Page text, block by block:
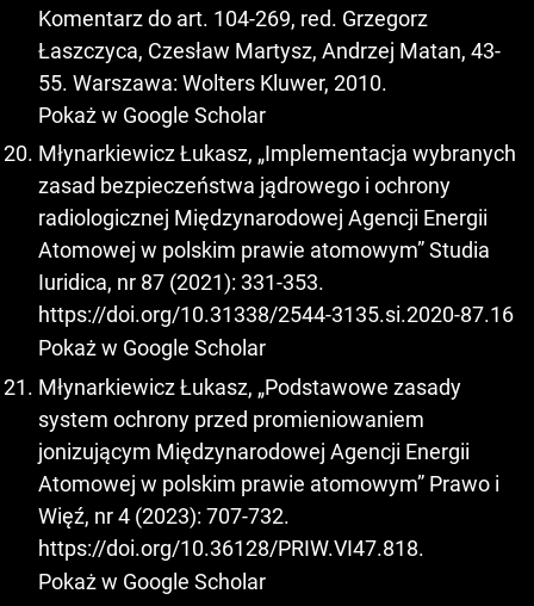
Komentarz do art. 104-269, red. Grzegorz
Łaszczyca, Czesław Martysz, Andrzej Matan, 43-
55. Warszawa: Wolters Kluwer, 2010.
Pokaż w Google Scholar
Młynarkiewicz Łukasz, „Implementacja wybranych
zasad bezpieczeństwa jądrowego i ochrony
radiologicznej Międzynarodowej Agencji Energii
Atomowej w polskim prawie atomowym” Studia
Iuridica, nr 87 (2021): 331-353.
https://doi.org/10.31338/2544-3135.si.2020-87.16
Pokaż w Google Scholar
Młynarkiewicz Łukasz, „Podstawowe zasady
system ochrony przed promieniowaniem
jonizującym Międzynarodowej Agencji Energii
Atomowej w polskim prawie atomowym” Prawo i
Więź, nr 4 (2023): 707-732.
https://doi.org/10.36128/PRIW.VI47.818.
Pokaż w Google Scholar